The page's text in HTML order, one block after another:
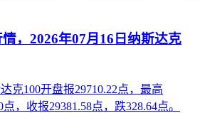
，2026年07月16日纳斯达克
克100开盘报29710.22点，最高
，收报29381.58点，跌328.64点。